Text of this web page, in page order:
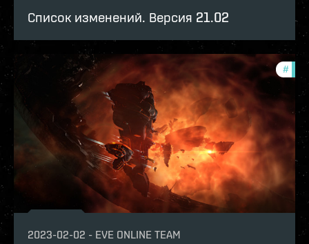
Список изменений. Версия 21.02
#
2023-02-02 - EVE ONLINE TEAM